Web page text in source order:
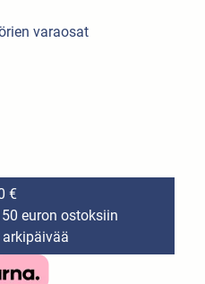
varaosat
€
euron ostoksiin